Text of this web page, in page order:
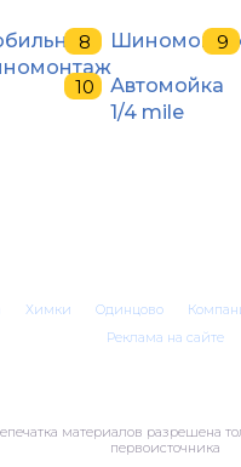
Автомойка
1/4 mile
Химки Одинцово
Реклама на сайте
материалов разрешена
первоисточника